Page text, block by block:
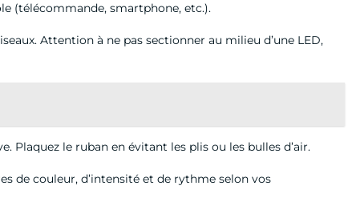
(télécommande, smartphone, etc.).
Attention à ne pas sectionner au milieu d’une LED,
Plaquez le ruban en évitant les plis ou les bulles d’air.
de couleur, d’intensité et de rythme selon vos